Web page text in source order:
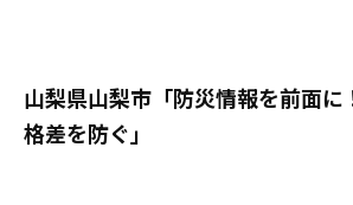
山梨県山梨市「防災情報を前面に
格差を防ぐ」